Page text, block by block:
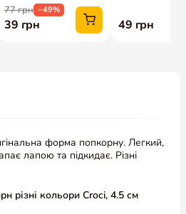
форма попкорну. Легкий,
лапою та підкидає. Різні
різні кольори Croci, 4.5 см